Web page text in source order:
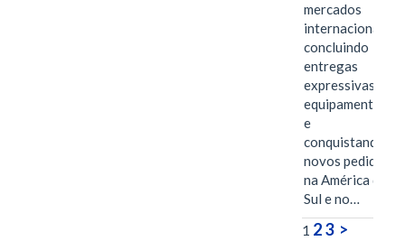
mercados
internacionais,
concluindo
entregas
expressivas de
equipamentos
e
conquistando
novos pedidos
na América do
Sul e no…
1 23 >